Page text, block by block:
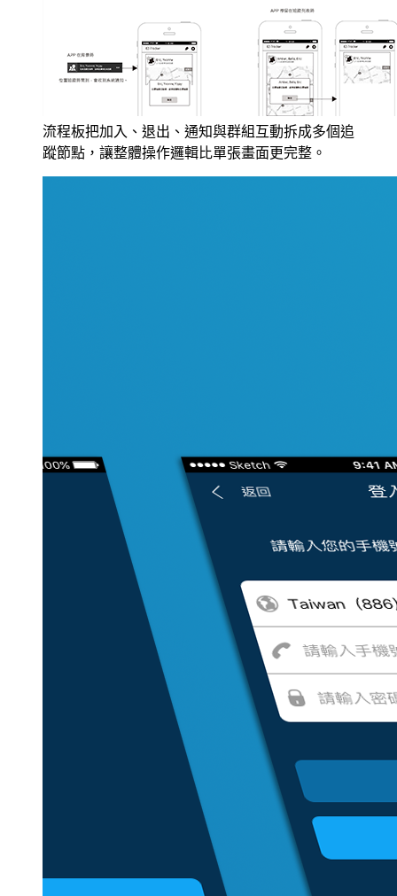
流程板把加入、退出、通知與群組互動拆成多個追
蹤節點，讓整體操作邏輯比單張畫面更完整。